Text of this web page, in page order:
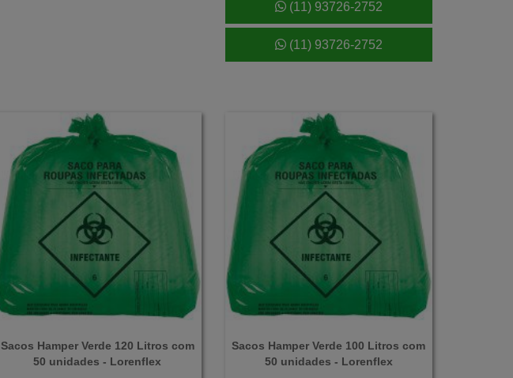
(11) 93726-2752
(11) 93726-2752
Sacos Hamper Verde 120 Litros com
50 unidades - Lorenflex
Sacos Hamper Verde 100 Litros com
50 unidades - Lorenflex